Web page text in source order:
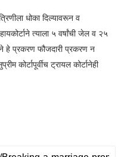
धोका दिल्यावरून व
त्याला ५ वर्षांची जेल व २५
हे प्रकरण फौजदारी प्रकरण न
कोर्टापूर्वीच ट्रायल कोर्टानेही